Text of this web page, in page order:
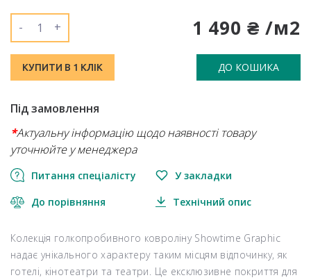
1 490 ₴ /м2
- +
КУПИТИ В 1 КЛІК ДО КОШИКА
Під замовлення
*Актуальну інформацію щодо наявності товару
уточнюйте у менеджера
Питання спеціалісту У закладки
До порівняння Технічний опис
Колекція голкопробивного ковроліну Showtime Graphic
надає унікального характеру таким місцям відпочинку, як
готелі, кінотеатри та театри. Це ексклюзивне покриття для